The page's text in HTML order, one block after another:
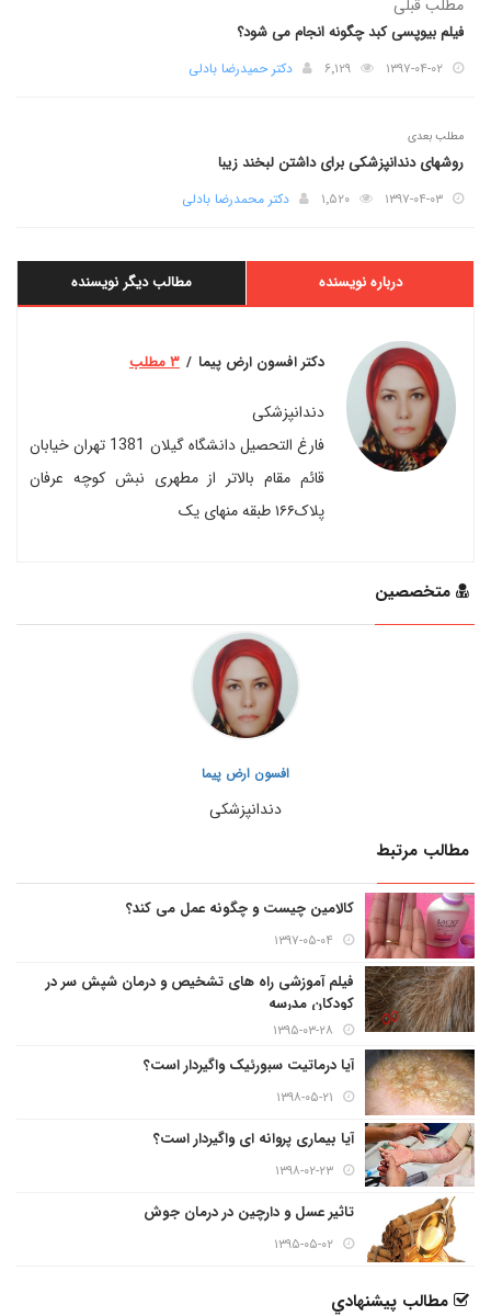
مطلب قبلی
فیلم بیوپسی کبد چگونه انجام می شود؟
۱۳۹۷-۰۴-۰۲ ۶٬۱۲۹ دکتر حمیدرضا بادلی
مطلب بعدی
روشهای دندانپزشکی برای داشتن لبخند زیبا
۱۳۹۷-۰۴-۰۳ ۱٬۵۲۰ دکتر محمدرضا بادلی
مطالب دیگر نویسنده درباره نویسنده
دکتر افسون ارض پیما ۳ مطلب
دندانپزشکی
فارغ التحصیل دانشگاه گیلان 1381 تهران خیابان
قائم مقام بالاتر از مطهری نبش کوچه عرفان
پلاک۱۶۶ طبقه منهای یک
متخصصین
افسون ارض پیما
دندانپزشکی
مطالب مرتبط
کالامین چیست و چگونه عمل می کند؟
۱۳۹۷-۰۵-۰۴
فیلم آموزشی راه های تشخیص و درمان شپش سر در
کودکان مدرسه
۱۳۹۵-۰۳-۲۸
آیا درماتیت سبورئیک واگیردار است؟
۱۳۹۸-۰۵-۲۱
آیا بیماری پروانه ای واگیردار است؟
۱۳۹۸-۰۲-۲۳
تاثیر عسل و دارچین در درمان جوش
۱۳۹۵-۰۵-۰۲
مطالب پيشنهادي